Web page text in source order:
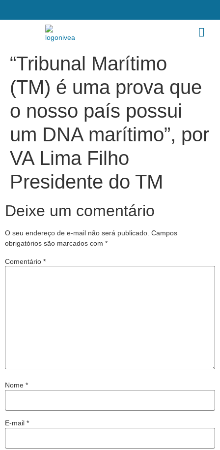
“Tribunal Marítimo
(TM) é uma prova que
o nosso país possui
um DNA marítimo”, por
VA Lima Filho
Presidente do TM
Deixe um comentário
O seu endereço de e-mail não será publicado. Campos
obrigatórios são marcados com *
Comentário *
Nome *
E-mail *